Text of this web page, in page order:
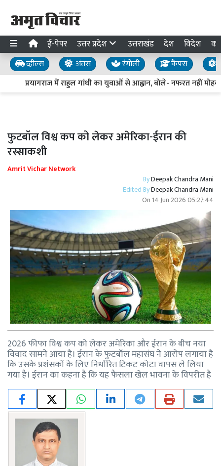
ई-पेपर उत्तर प्रदेश उत्तराखंड देश विदेश
व्हील्स अंतस रंगोली कैंपस
प्रयागराज में राहुल गांधी का युवाओं से आह्वान, बोले- नफरत नहीं
फुटबॉल विश्व कप को लेकर अमेरिका-ईरान की
रस्साकशी
Amrit Vichar Network
ByDeepak Chandra Mani
Edited ByDeepak Chandra Mani
On 14 Jun 2026 05:27:44
2026 फीफा विश्व कप को लेकर अमेरिका और ईरान के बीच नया
विवाद सामने आया है। ईरान के फुटबॉल महासंघ ने आरोप लगाया है
कि उसके प्रशंसकों के लिए निर्धारित टिकट कोटा वापस ले लिया
गया है। ईरान का कहना है कि यह फैसला खेल भावना के विपरीत है